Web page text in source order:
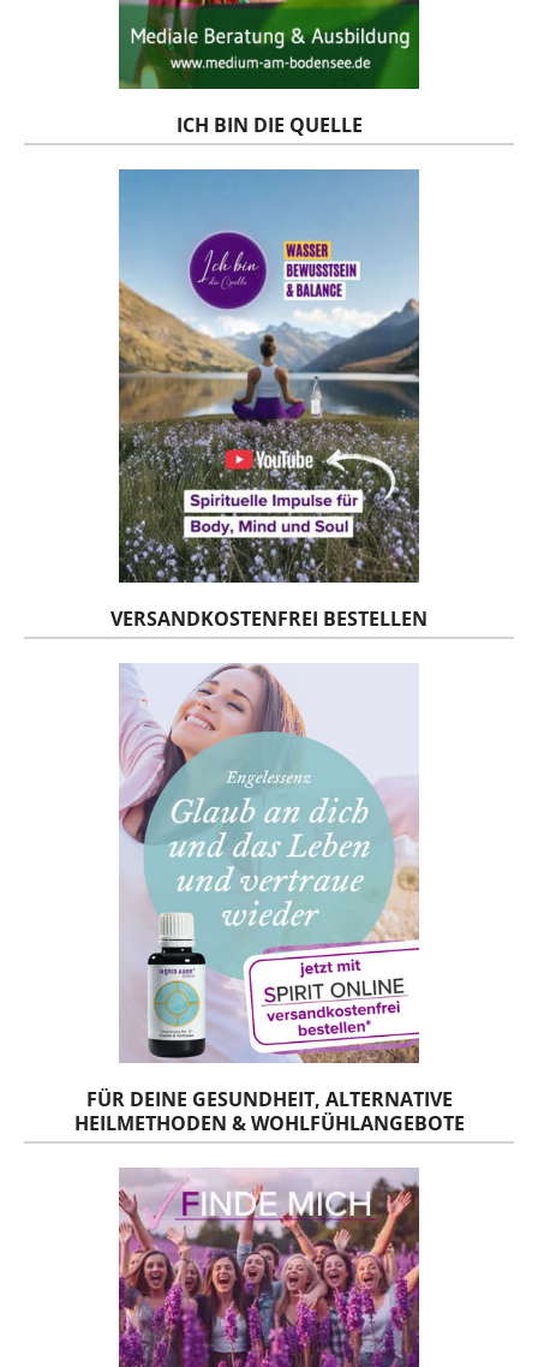
ICH BIN DIE QUELLE
VERSANDKOSTENFREI BESTELLEN
FÜR DEINE GESUNDHEIT, ALTERNATIVE
HEILMETHODEN & WOHLFÜHLANGEBOTE